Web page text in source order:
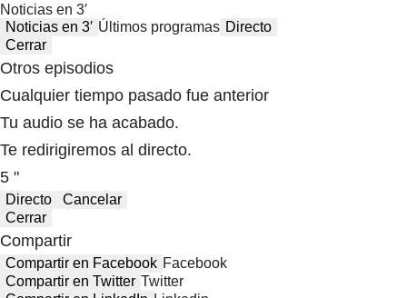
Noticias en 3′
Noticias en 3′ Últimos programas Directo
Cerrar
Otros episodios
Cualquier tiempo pasado fue anterior
Tu audio se ha acabado.
Te redirigiremos al directo.
5 "
Directo
Cancelar
Cerrar
Compartir
Compartir en Facebook Facebook
Compartir en Twitter Twitter